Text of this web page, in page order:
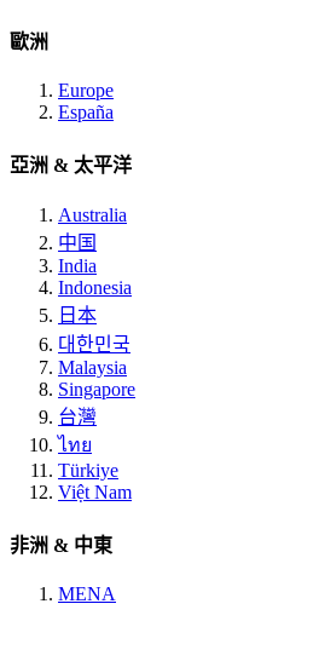
歐洲
Europe
España
亞洲 & 太平洋
Australia
中国
India
Indonesia
日本
대한민국
Malaysia
Singapore
台灣
ไทย
Türkiye
Việt Nam
非洲 & 中東
MENA